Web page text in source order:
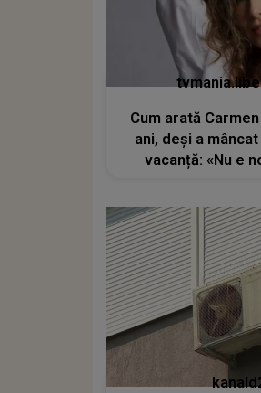
Cum arată
ani, deși a
vacanță: «Nu e